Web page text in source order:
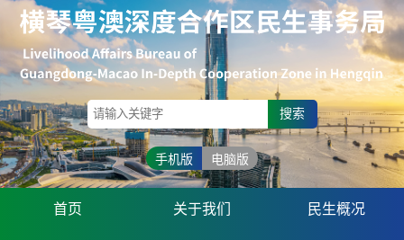
搜索
手机版 电脑版
首页 关于我们 民生概况